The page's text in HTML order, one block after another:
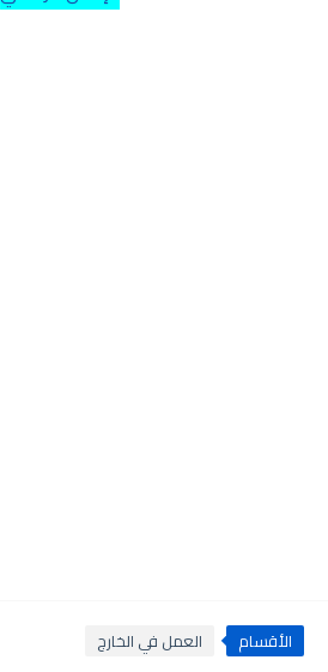
الأقسام العمل في الخارج